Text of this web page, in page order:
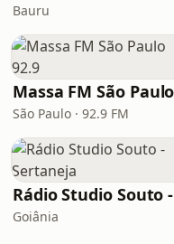
Bauru
São Paulo · 92.9 FM
Goiânia